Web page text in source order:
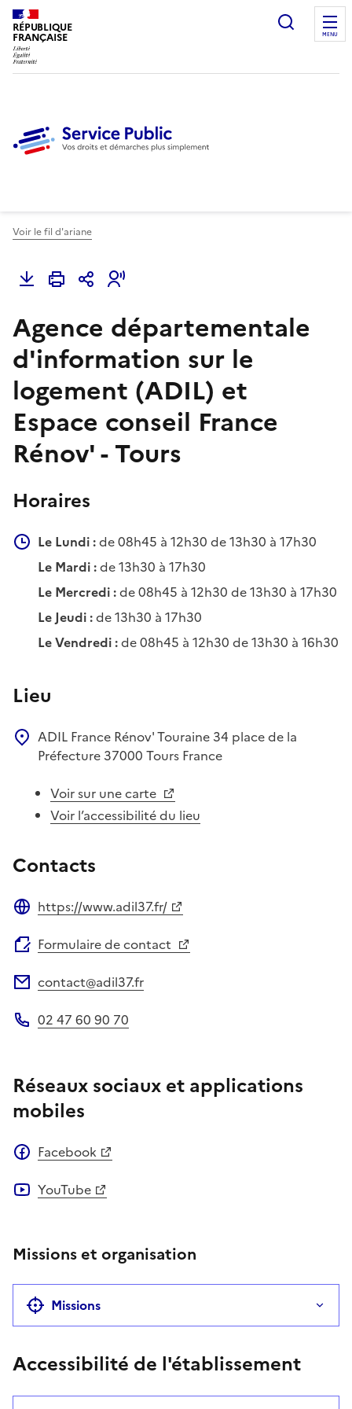
RÉPUBLIQUE
FRANÇAISE
Ouvrir
MENU
Voir le fil d'ariane
Agence départementale
d'information sur le
logement (ADIL) et
Espace conseil France
Rénov' - Tours
Horaires
Le Lundi :de 08h45 à 12h30 de 13h30 à 17h30
Le Mardi :de 13h30 à 17h30
Le Mercredi :de 08h45 à 12h30 de 13h30 à 17h30
Le Jeudi :de 13h30 à 17h30
Le Vendredi :de 08h45 à 12h30 de 13h30 à 16h30
Lieu
ADIL France Rénov' Touraine 34 place de la
Préfecture 37000 Tours France
Voir sur une carte
Voir l’accessibilité du lieu
Contacts
https://www.adil37.fr/
Formulaire de contact
contact@adil37.fr
02 47 60 90 70
Réseaux sociaux et applications
mobiles
Facebook
YouTube
Missions et organisation
Missions
Accessibilité de l'établissement